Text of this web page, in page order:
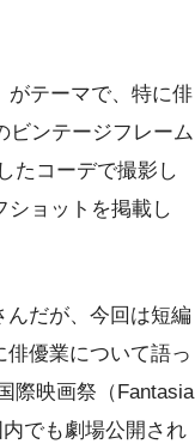
がテーマで、特に俳
ビンテージフレーム
たコーデで撮影し
ショットを掲載し
だが、今回は短編
優業について語っ
際映画祭（Fantasia
でも劇場公開され